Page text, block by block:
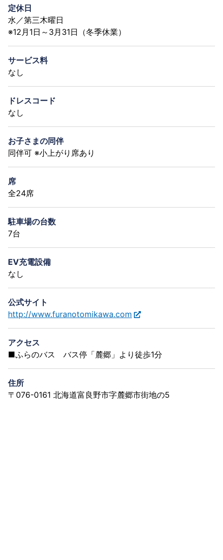
定休日
水／第三木曜日
※12月1日～3月31日（冬季休業）
サービス料
なし
ドレスコード
なし
お子さまの同伴
同伴可 ※小上がり席あり
席
全24席
駐車場の台数
7台
EV充電設備
なし
公式サイト
http://www.furanotomikawa.com
アクセス
■ふらのバス バス停「麓郷」より徒歩1分
住所
〒076-0161 北海道富良野市字麓郷市街地の5